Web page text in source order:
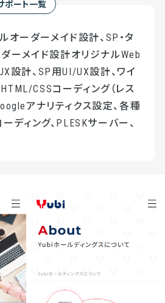
ポート一覧
オーダーメイド設計、SP・タ
ーメイド設計オリジナルWeb
設計、SP用UI/UX設計、ワイ
CSSコーディング（レス
アナリティクス設定、各種
ディング、PLESKサーバー、